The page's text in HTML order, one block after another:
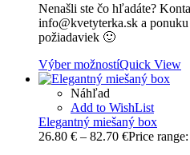
Nenašli ste čo hľadáte?
info@kvetyterka.sk a
požiadaviek 🙂
Výber možnostíQuick View
Náhľad
Add to WishList
Elegantný miešaný box
26.80 € – 82.70 €Price